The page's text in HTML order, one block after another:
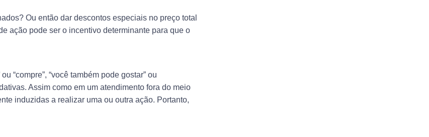
Ou então dar descontos especiais no preço total
ação pode ser o incentivo determinante para que o
“compre”, “você também pode gostar” ou
Assim como em um atendimento fora do meio
induzidas a realizar uma ou outra ação. Portanto,